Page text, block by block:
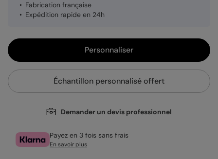
Fabrication française
Expédition rapide en 24h
Personnaliser
Échantillon personnalisé offert
Demander un devis professionnel
Payez en 3 fois sans frais
En savoir plus